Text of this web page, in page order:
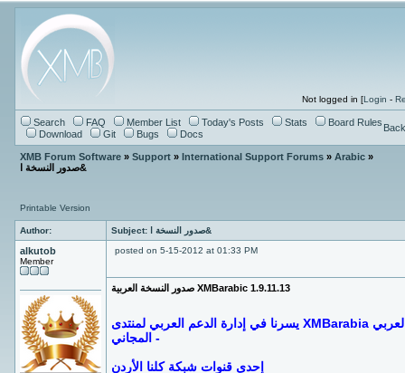
Not logged in [Login -
Search FAQ Member List Today's Posts Stats
Board Rules
Download
Git Bugs Docs
XMB Forum Software» Support» International Support Forums» Arabic»
صدور النسخة ا&
Printable Version
Author: Subject: صدور النسخة ا&
alkutob
Member
posted on 5-15-2012 at 01:33 PM
صدور النسخة العربية XMBarabic 1.9.11.13
يسرنا في إدارة الدعم العربي لمنتدى XMBarabia العربي
المجاني -
إحدى قنوات شبكة كلنا الأردن